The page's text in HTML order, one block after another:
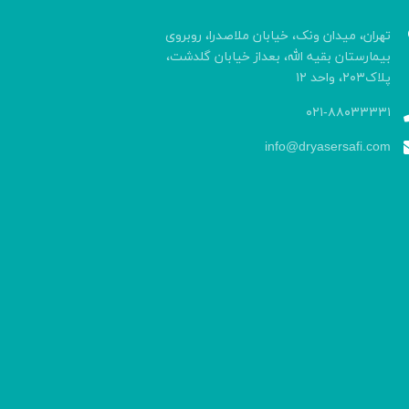
تهران، میدان ونک، خیابان ملاصدرا، روبروی
بیمارستان بقیه الله، بعداز خیابان گلدشت،
پلاک۲۰۳، واحد ۱۲
۰۲۱-۸۸۰۳۳۳۳۱
info@dryasersafi.com